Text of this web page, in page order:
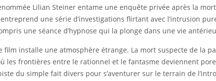
Lilian Steiner entame une enquête privée après la
une série d’investigations flirtant avec l’intrusion
une séance d’hypnose qui la plonge dans une vie
film installe une atmosphère étrange. La mort suspecte de la
les frontières entre le rationnel et le fantasme deviennent
du simple fait divers pour s’aventurer sur le terrain de